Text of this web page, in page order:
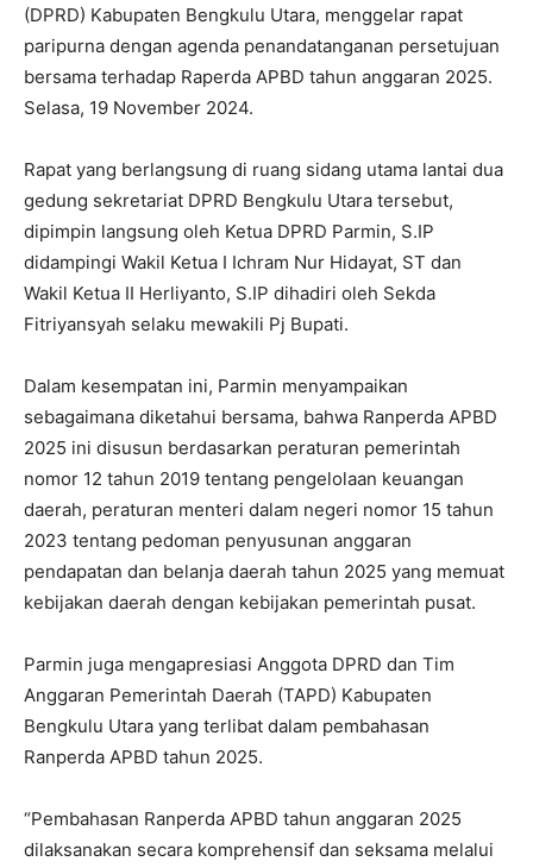
(DPRD) Kabupaten Bengkulu Utara, menggelar rapat
paripurna dengan agenda penandatanganan persetujuan
bersama terhadap Raperda APBD tahun anggaran 2025.
Selasa, 19 November 2024.
Rapat yang berlangsung di ruang sidang utama lantai dua
gedung sekretariat DPRD Bengkulu Utara tersebut,
dipimpin langsung oleh Ketua DPRD Parmin, S.IP
didampingi Wakil Ketua I Ichram Nur Hidayat, ST dan
Wakil Ketua II Herliyanto, S.IP dihadiri oleh Sekda
Fitriyansyah selaku mewakili Pj Bupati.
Dalam kesempatan ini, Parmin menyampaikan
sebagaimana diketahui bersama, bahwa Ranperda APBD
2025 ini disusun berdasarkan peraturan pemerintah
nomor 12 tahun 2019 tentang pengelolaan keuangan
daerah, peraturan menteri dalam negeri nomor 15 tahun
2023 tentang pedoman penyusunan anggaran
pendapatan dan belanja daerah tahun 2025 yang memuat
kebijakan daerah dengan kebijakan pemerintah pusat.
Parmin juga mengapresiasi Anggota DPRD dan Tim
Anggaran Pemerintah Daerah (TAPD) Kabupaten
Bengkulu Utara yang terlibat dalam pembahasan
Ranperda APBD tahun 2025.
“Pembahasan Ranperda APBD tahun anggaran 2025
dilaksanakan secara komprehensif dan seksama melalui